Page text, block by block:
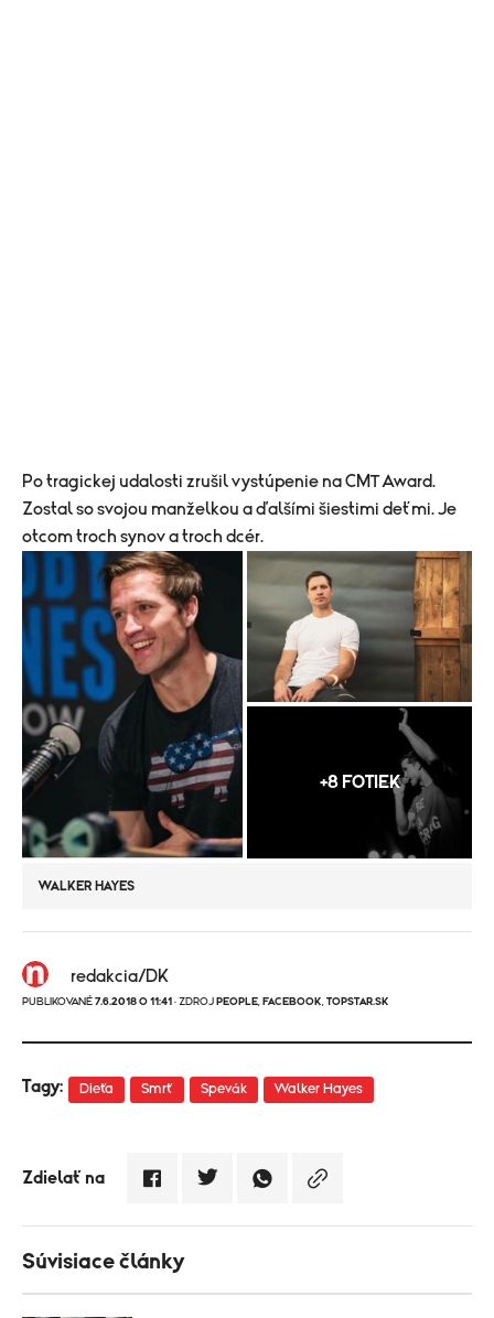
Po tragickej udalosti zrušil vystúpenie na CMT Award.
Zostal so svojou manželkou a ďalšími šiestimi deťmi. Je
otcom troch synov a troch dcér.
+8 FOTIEK
WALKER HAYES
redakcia/DK
PUBLIKOVANÉ 7.6.2018 O 11:41 · ZDROJ PEOPLE FACEBOOK TOPSTAR.SK
Tagy: Dieťa Smrť Spevák Walker Hayes
Zdielať na
Súvisiace články